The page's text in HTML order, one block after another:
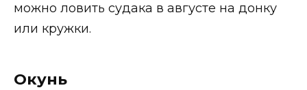
можно ловить судака в августе на донку
или кружки.
Окунь